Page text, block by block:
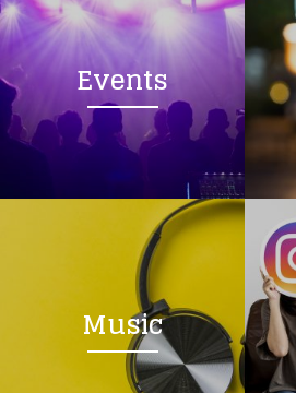
Events
Music